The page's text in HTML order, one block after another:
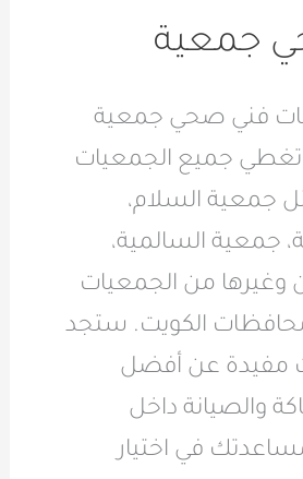
جمعية
فني صحي جمعية
تغطي جميع الجمعيات
جمعية السلام،
جمعية السالمية،
وغيرها من الجمعيات
الكويت. ستجد
مفيدة عن أفضل
والصيانة داخل
في اختيار